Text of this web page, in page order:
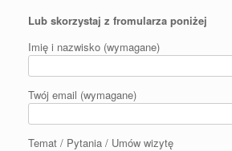
Lub skorzystaj z fromularza poniżej
Imię i nazwisko (wymagane)
Twój email (wymagane)
Temat / Pytania / Umów wizytę